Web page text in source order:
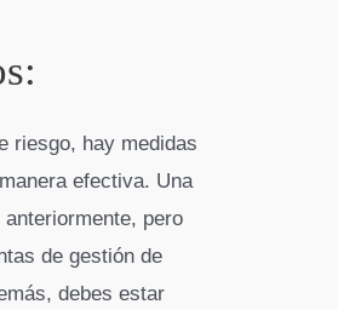
riesgo, hay medidas
efectiva. Una
pero
de gestión de
debes estar